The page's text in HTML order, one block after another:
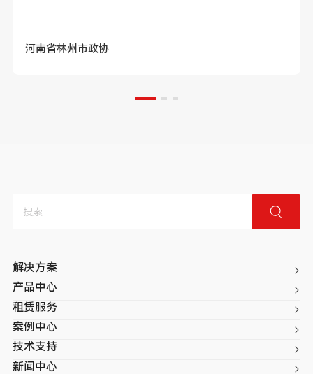
河南省林州市政协
解决方案
产品中心
租赁服务
案例中心
技术支持
新闻中心